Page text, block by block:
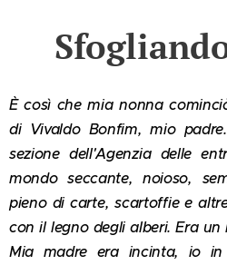
È così che mia nonna
di Vivaldo Bonfim, mio
sezione dell'Agenzia delle
mondo seccante, noioso,
pieno di carte, scartoffie e
con il legno degli alberi. Era
Mia madre era incinta, io